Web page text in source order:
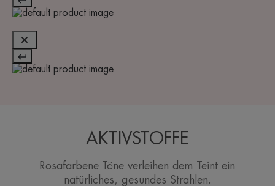
AKTIVSTOFFE
Rosafarbene Töne verleihen dem Teint ein
natürliches, gesundes Strahlen.